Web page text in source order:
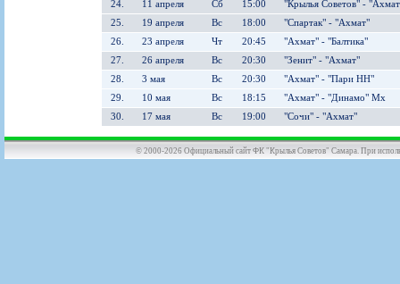
24.
11 апреля Сб 15:00
"Крылья Советов" -
25.
19 апреля Вс 18:00
"Спартак" - "Ахмат"
26.
23 апреля Чт 20:45
"Ахмат" - "Балтика"
27.
26 апреля Вс 20:30
"Зенит" - "Ахмат"
28.
3 мая Вс 20:30
"Ахмат" - "Пари НН"
29.
10 мая Вс 18:15
"Ахмат" - "Динамо" Мх
30.
17 мая Вс 19:00 "Сочи" - "Ахмат"
© 2000-2026 Официальный сайт ФК "Крылья Советов" Самара. При